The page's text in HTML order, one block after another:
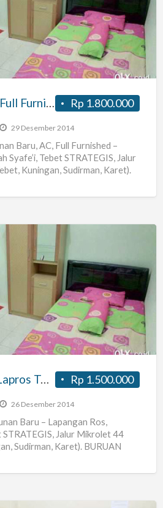
Rp 1.800.000
Kost Pasutri (ac, Full Furnished) Lapros Tebet
29 Desember 2014
Baru, AC, Full Furnished –
Syafe’i, Tebet STRATEGIS, Jalur
Kuningan, Sudirman, Karet).
Rp 1.500.000
Kost Karyawati Lapros Tebet (ac,k Mdi Dlm,lengkap)
26 Desember 2014
Baru – Lapangan Ros,
STRATEGIS, Jalur Mikrolet 44
Sudirman, Karet). BURUAN